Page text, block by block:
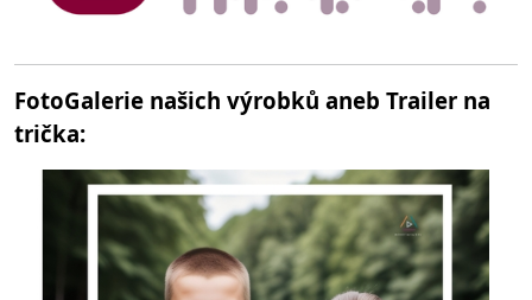
FotoGalerie našich výrobků aneb Trailer na
trička: